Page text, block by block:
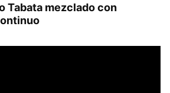
Tabata mezclado con